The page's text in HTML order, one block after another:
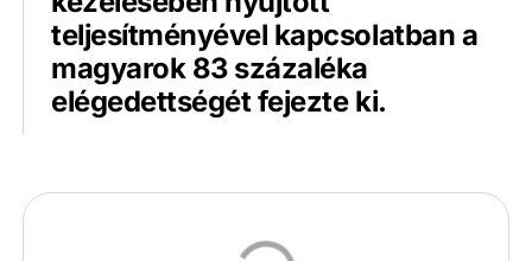
teljesítményével kapcsolatban a
magyarok 83 százaléka
elégedettségét fejezte ki.